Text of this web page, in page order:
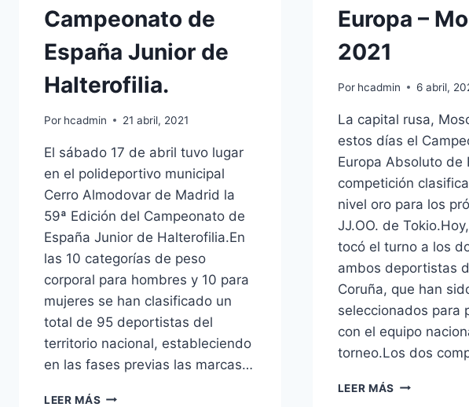
Campeonato de
España Junior de
Halterofilia.
Por hcadmin 21 abril, 2021
El sábado 17 de abril tuvo lugar
en el polideportivo municipal
Cerro Almodovar de Madrid la
59ª Edición del Campeonato de
España Junior de Halterofilia.En
las 10 categorías de peso
corporal para hombres y 10 para
mujeres se han clasificado un
total de 95 deportistas del
territorio nacional, estableciendo
en las fases previas las marcas…
LEER MÁS 59ª
Europa –
2021
Por hcadmin 6 abril,
La capital rusa,
estos días el
Europa Absoluto de
competición
nivel oro para los
JJ.OO. de
tocó el turno a los
ambos deportistas
Coruña, que han
seleccionados para
con el equipo
torneo.Los dos
LEER MÁS